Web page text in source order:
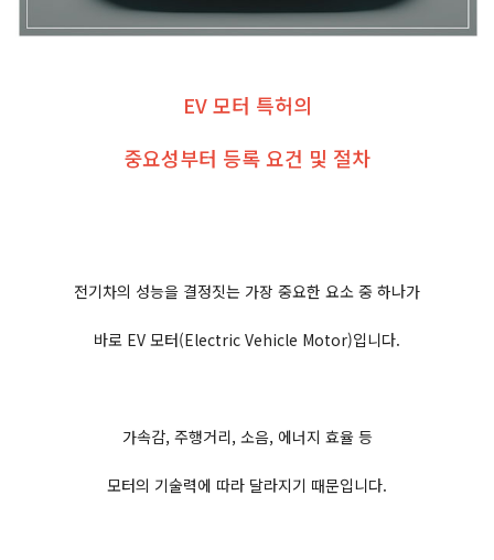
EV 모터 특허의
중요성부터 등록 요건 및 절차
전기차의 성능을 결정짓는 가장 중요한 요소 중 하나가
바로 EV 모터(Electric Vehicle Motor)입니다.
가속감, 주행거리, 소음, 에너지 효율 등
모터의 기술력에 따라 달라지기 때문입니다.